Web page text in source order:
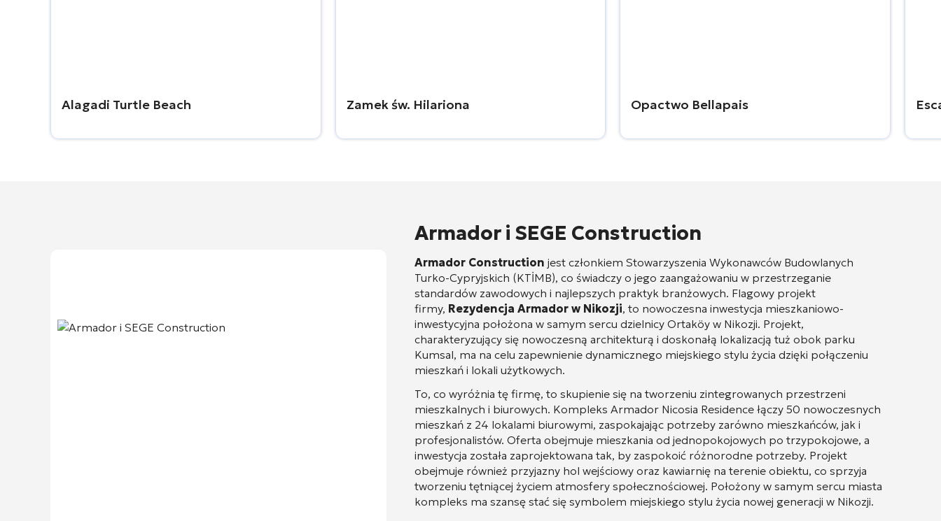
Alagadi Turtle Beach Zamek św. Hilariona Opactwo Bellapais
Armador i SEGE Construction
Armador Construction jest członkiem Stowarzyszenia Wykonawców Budowlanych
Turko-Cypryjskich (KTİMB), co świadczy o jego zaangażowaniu w przestrzeganie
standardów zawodowych i najlepszych praktyk branżowych. Flagowy projekt
firmy, Rezydencja Armador w Nikozji, to nowoczesna inwestycja mieszkaniowo-
inwestycyjna położona w samym sercu dzielnicy Ortaköy w Nikozji. Projekt,
charakteryzujący się nowoczesną architekturą i doskonałą lokalizacją tuż obok parku
Kumsal, ma na celu zapewnienie dynamicznego miejskiego stylu życia dzięki połączeniu
mieszkań i lokali użytkowych.
To, co wyróżnia tę firmę, to skupienie się na tworzeniu zintegrowanych przestrzeni
mieszkalnych i biurowych. Kompleks Armador Nicosia Residence łączy 50 nowoczesnych
mieszkań z 24 lokalami biurowymi, zaspokajając potrzeby zarówno mieszkańców, jak i
profesjonalistów. Oferta obejmuje mieszkania od jednopokojowych po trzypokojowe, a
inwestycja została zaprojektowana tak, by zaspokoić różnorodne potrzeby. Projekt
obejmuje również przyjazny hol wejściowy oraz kawiarnię na terenie obiektu, co sprzyja
tworzeniu tętniącej życiem atmosfery społecznościowej. Położony w samym sercu miasta
kompleks ma szansę stać się symbolem miejskiego stylu życia nowej generacji w Nikozji.